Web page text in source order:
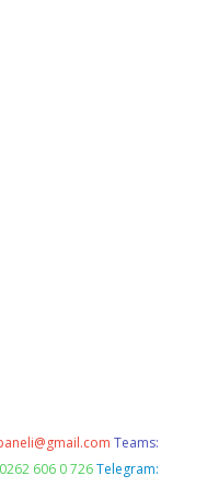
Teams:
606 0 726 Telegram: